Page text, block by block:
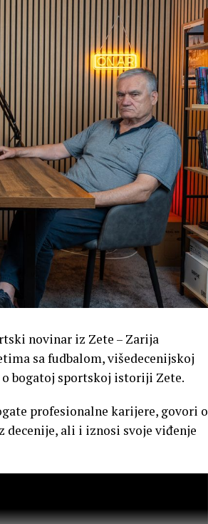
novinar iz Zete – Zarija
sa fudbalom, višedecenijskoj
bogatoj sportskoj istoriji Zete.
profesionalne karijere, govori o
ali i iznosi svoje viđenje